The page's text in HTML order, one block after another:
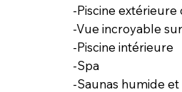
-Piscine
-Vue incroyable
-Piscine intérieure
-Spa
-Saunas humide et